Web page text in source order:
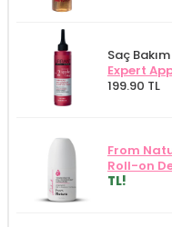
Saç
Expert
199.90 TL
From
Roll-on
TL!